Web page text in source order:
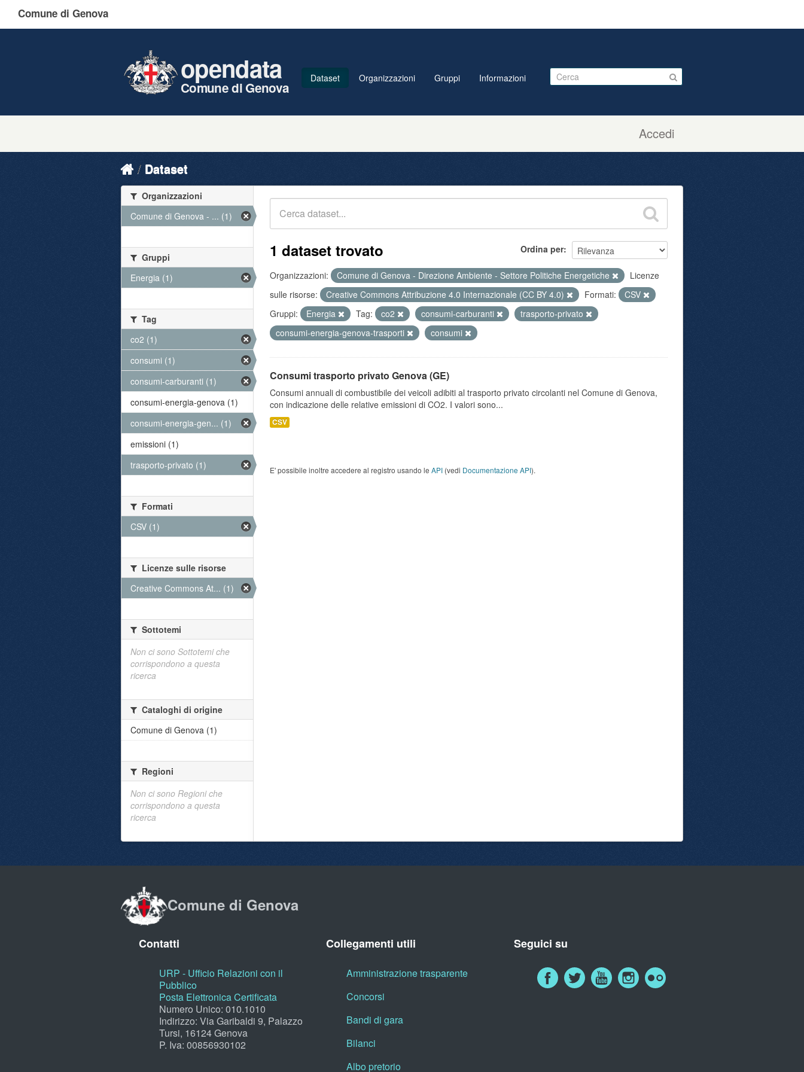
Comune di Genova
Accedi
opendata
Comune di Genova
Dataset Organizzazioni Gruppi Informazioni
Dataset
Ordina per
1 dataset trovato
Organizzazioni: Comune di Genova - Direzione Ambiente - Settore Politiche Energetiche
Licenze
sulle risorse:
Creative Commons Attribuzione 4.0 Internazionale (CC BY 4.0) Formati:
CSV
Gruppi:
Energia Tag: co2 consumi-carburanti
trasporto-privato
consumi-energia-genova-trasporti
consumi
Consumi trasporto privato Genova (GE)
Consumi annuali di combustibile dei veicoli adibiti al trasporto privato circolanti nel Comune di Genova,
con indicazione delle relative emissioni di CO2. I valori sono...
CSV
E' possibile inoltre accedere al registro usando le API (vedi Documentazione API).
Organizzazioni
Comune di Genova - ... (1)
Gruppi
Energia (1)
Tag
co2 (1)
consumi (1)
consumi-carburanti (1)
consumi-energia-genova (1)
consumi-energia-gen... (1)
emissioni (1)
trasporto-privato (1)
Formati
CSV (1)
Licenze sulle risorse
Creative Commons At... (1)
Sottotemi
Non ci sono Sottotemi che
corrispondono a questa
ricerca
Cataloghi di origine
Comune di Genova (1)
Regioni
Non ci sono Regioni che
corrispondono a questa
ricerca
Comune di Genova
Contatti
URP - Ufficio Relazioni con il
Pubblico
Posta Elettronica Certificata
Numero Unico: 010.1010
Indirizzo: Via Garibaldi 9, Palazzo
Tursi, 16124 Genova
P. Iva: 00856930102
Collegamenti utili
Amministrazione trasparente
Concorsi
Bandi di gara
Bilanci
Albo pretorio
Seguici su